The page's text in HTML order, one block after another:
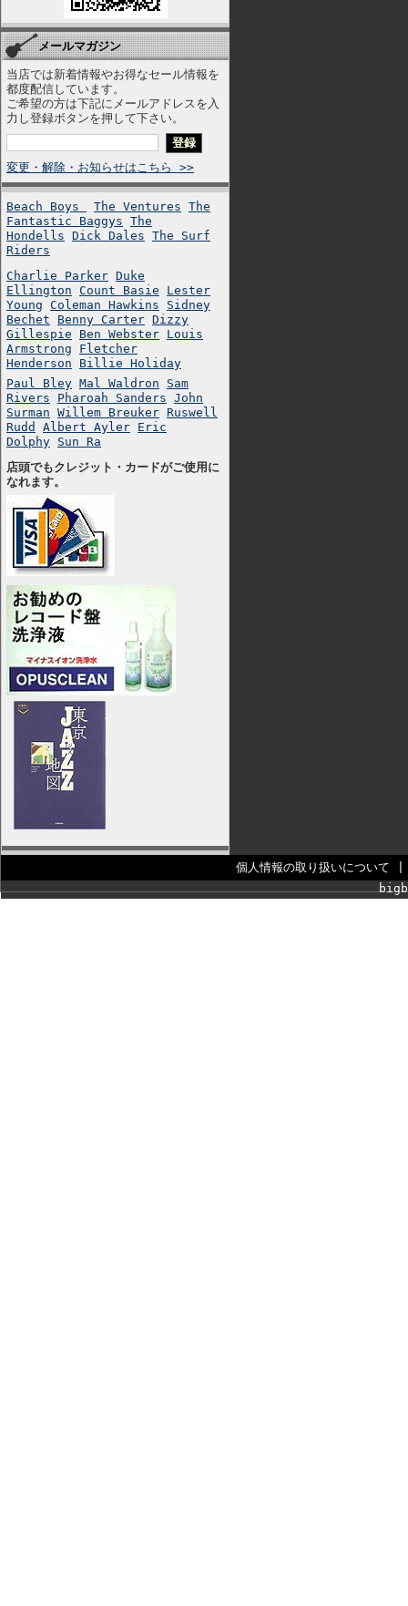
メールマガジン
当店では新着情報やお得なセール情報を
都度配信しています。
ご希望の方は下記にメールアドレスを入
力し登録ボタンを押して下さい。
変更・解除・お知らせはこちら >>
Beach Boys The Ventures The
Fantastic Baggys The
Hondells Dick Dales The Surf
Riders
Charlie Parker Duke
Ellington Count Basie
Lester
Young Coleman Hawkins
Sidney
Bechet
Benny Carter Dizzy
Gillespie
Ben Webster Louis
Armstrong
Fletcher
Henderson
Billie Holiday
Paul Bley Mal Waldron
Sam
Rivers
Pharoah Sanders John
Surman Willem Breuker Ruswell
Rudd
Albert Ayler Eric
Dolphy Sun Ra
店頭でもクレジット・カードがご使用に
なれます。
個人情報の取り扱いについて